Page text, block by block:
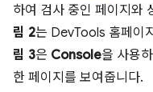
하여 검사 중인 페이지와
림 2는 DevTools 홈페이
림 3은 Console을 사용
한 페이지를 보여줍니다.